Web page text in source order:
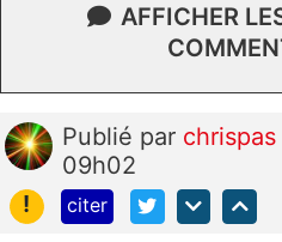
AFFICHER
Publié par chrispas
09h02
!
citer